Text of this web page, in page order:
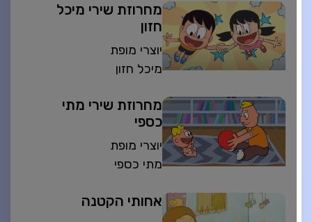
מחרוזת שירי מיכל
חזון
יוצרי מופת
מיכל חזון
מחרוזת שירי מתי
כספי
יוצרי מופת
מתי כספי
אחותי הקטנה